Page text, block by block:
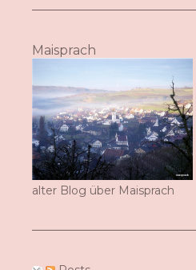
Maisprach
alter Blog über Maisprach